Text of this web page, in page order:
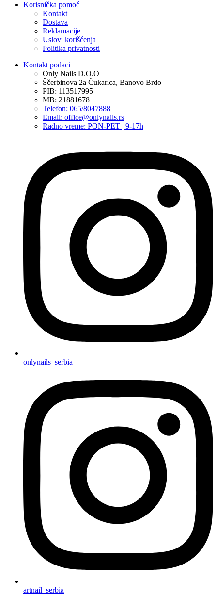
Korisnička pomoć
Kontakt
Dostava
Reklamacije
Uslovi korišćenja
Politika privatnosti
Kontakt podaci
Only Nails D.O.O
Ščerbinova 2a Čukarica, Banovo Brdo
PIB: 113517995
MB: 21881678
Telefon: 065/8047888
Email: office@onlynails.rs
Radno vreme: PON-PET | 9-17h
onlynails_serbia
artnail_serbia